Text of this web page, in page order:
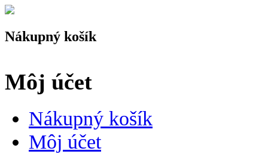
Nákupný košík
Môj účet
Nákupný košík
Môj účet